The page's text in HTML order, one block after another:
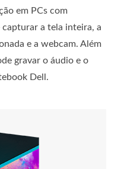
em PCs com
a tela inteira, a
e a webcam. Além
gravar o áudio e o
Dell.